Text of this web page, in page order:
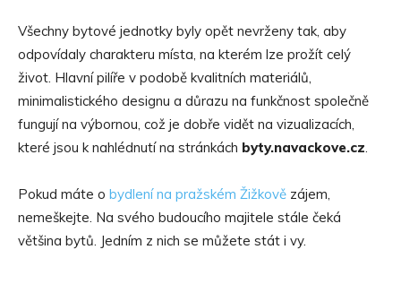
Všechny bytové jednotky byly opět nevrženy tak, aby
odpovídaly charakteru místa, na kterém lze prožít celý
život. Hlavní pilíře v podobě kvalitních materiálů,
minimalistického designu a důrazu na funkčnost společně
fungují na výbornou, což je dobře vidět na vizualizacích,
které jsou k nahlédnutí na stránkách byty.navackove.cz
Pokud máte o bydlení na pražském Žižkově zájem,
nemeškejte. Na svého budoucího majitele stále čeká
většina bytů. Jedním z nich se můžete stát i vy.